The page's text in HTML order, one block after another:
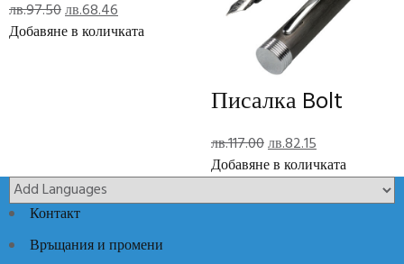
Отзиви (0)
Код:N3935Категории:Луксозни идеи,Луксозни кожени
изделия
лв.97.50Original
price
лв.68.46Текущата
цена
Добавяне в количката
Писалка Bolt
лв.117.00Original
price
лв.117.00.
лв.82.15Текущата
цена
лв.82.15.
Добавяне в количката
Контакт
Връщания и промени